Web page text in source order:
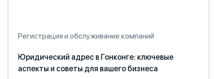
Регистрация и обслуживание компаний
Юридический адрес в Гонконге: ключевые
аспекты и советы для вашего бизнеса